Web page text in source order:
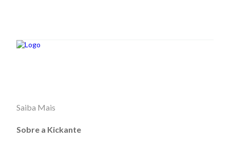
Saiba Mais
Sobre a Kickante